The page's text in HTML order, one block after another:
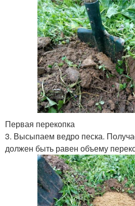
Первая перекопка
3. Высыпаем ведро песка.
должен быть равен объему